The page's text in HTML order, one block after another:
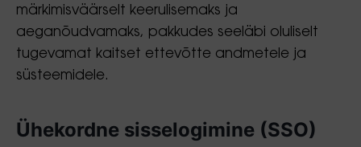
märkimisväärselt keerulisemaks ja
aeganõudvamaks, pakkudes seeläbi oluliselt
tugevamat kaitset ettevõtte andmetele ja
süsteemidele.
Ühekordne sisselogimine (SSO)